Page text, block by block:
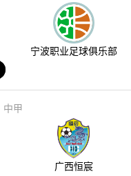
宁波职业足球俱乐部
中甲
广西恒宸